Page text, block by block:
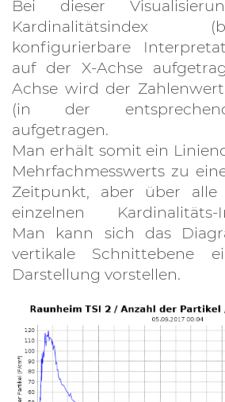
Bei dieser
Kardinalitätsindex
konfigurierbare
auf der X-Achse
Achse wird der
(in der
aufgetragen.
Man erhält somit ein
Mehrfachmesswerts zu
Zeitpunkt, aber über
einzelnen Kardinalitäts-
Man kann sich das
vertikale Schnittebene
Darstellung vorstellen.